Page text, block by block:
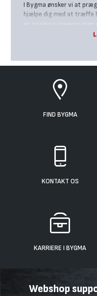
I Bygma ønsker vi at
hjælpe dig med at træffe
vil forbedre boligens
FIND BYGMA
KONTAKT OS
KARRIERE I BYGMA
Webshop